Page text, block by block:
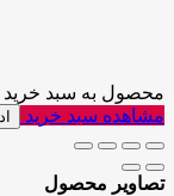
محصول به سبد
مشاهده سبد خرید
تصاویر محصول